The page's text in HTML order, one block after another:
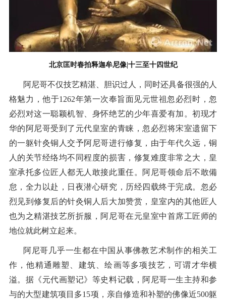
北京匡时春拍释迦牟尼像|十三至十四世纪
阿尼哥不仅技艺精湛、胆识过人，同时还具备很强的人
格魅力，他于1262年第一次奉旨面见元世祖忽必烈时，忽
必烈对这一聪颖机智、身怀绝艺的少年喜爱有加。初现才
华的阿尼哥受到了元代皇室的青睐，忽必烈将宋室遗留下
的一躯针灸铜人交予阿尼哥进行修复，由于年代久远，铜
人的关节经络均不同程度的损害，修复难度非常之大，皇
室承托多位匠人都无人敢接此重任。阿尼哥领命后不敢備
怠，全力以赴，日夜潜心研究，历经四载终于完成。忽必
烈见到修复后的针灸铜人后大加赞赏，皇室内的其他匠人
也为之精湛技艺所折服，阿尼哥在元皇室中首席工匠师的
地位就此树立起来。
阿尼哥几乎一生都在中国从事佛教艺术制作的相关工
作，他精通雕塑、建筑、绘画等多项技艺，可谓才华横
溢。据《元代画塑记》等史料记载，阿尼哥一生主持和参
与的大型建筑项目多15项，亲自修造和补塑的佛像近500躯